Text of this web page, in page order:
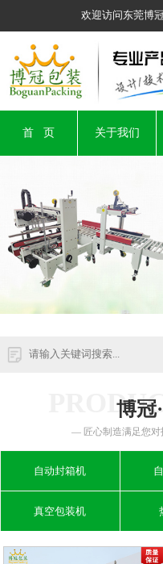
欢迎访问东莞博
首 页 关于我们
博冠
— 匠心制造满足您
自动封箱机
真空包装机